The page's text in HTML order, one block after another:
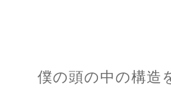
僕の頭の中の構造